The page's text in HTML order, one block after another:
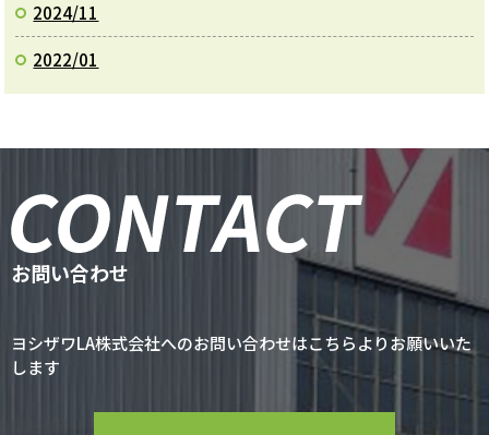
2024/11
2022/01
お問い合わせ
ヨシザワLA株式会社へのお問い合わせはこちらよりお願いいた
します